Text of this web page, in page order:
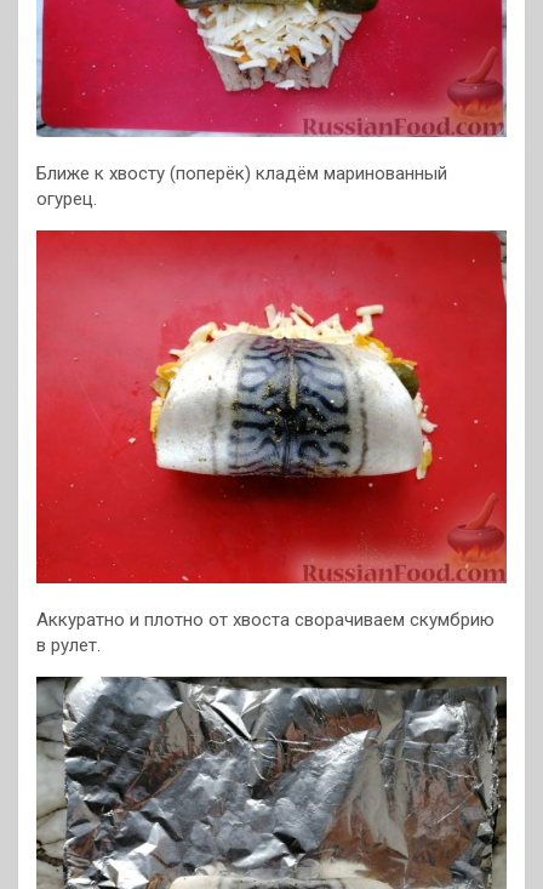
Ближе к хвосту (поперёк) кладём маринованный
огурец.
Аккуратно и плотно от хвоста сворачиваем скумбрию
в рулет.